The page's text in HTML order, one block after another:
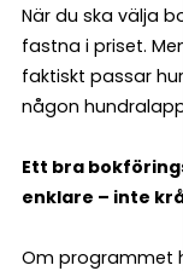
När du ska välja
fastna i priset.
faktiskt passar
någon
Ett bra
enklare – inte
Om programmet